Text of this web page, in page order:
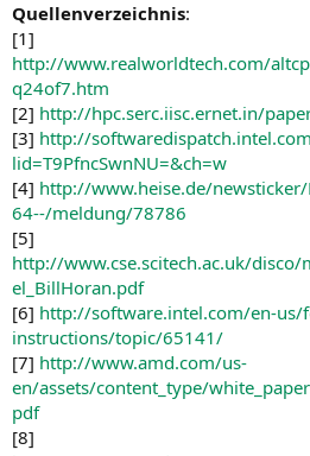
Quellenverzeichnis:
[1]
http://www.realworldtech.com/
q24of7.htm
[2] http://hpc.serc.iisc.ernet.in/
[3] http://
lid=T9PfncSwnNU=&ch=w
[4] http://www.heise.de/
64--/meldung/78786
[5]
http://www.cse.scitech.ac.uk/
el_BillHoran.pdf
[6] http://software.intel.com/en-us/
instructions/topic/65141/
[7] http://www.amd.com/us-
en/assets/content_type/
pdf
[8]